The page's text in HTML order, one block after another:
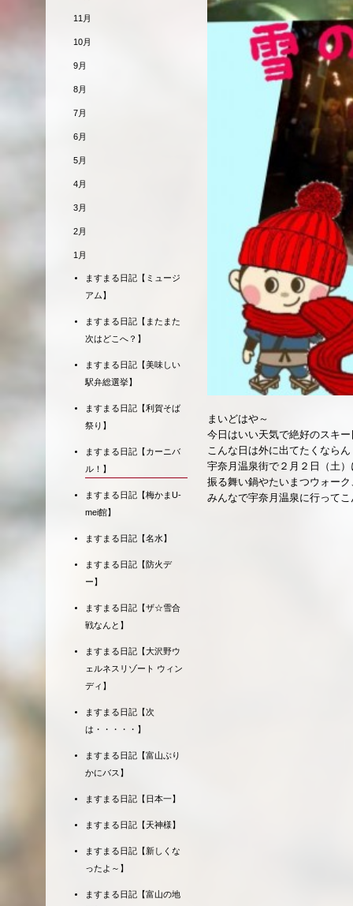
まいどはや～
今日はいい天気で絶好のスキ
こんな日は外に出てたくならん
宇奈月温泉街で２月２日（土
振る舞い鍋やたいまつウォー
みんなで宇奈月温泉に行って
11月
10月
9月
8月
7月
6月
5月
4月
3月
2月
1月
ますまる日記【ミュージ
アム】
ますまる日記【またまた
次はどこへ？】
ますまる日記【美味しい
駅弁総選挙】
ますまる日記【利賀そば
祭り】
ますまる日記【カーニバ
ル！】
ますまる日記【梅かまU-
mei館】
ますまる日記【名水】
ますまる日記【防火デ
ー】
ますまる日記【ザ☆雪合
戦なんと】
ますまる日記【大沢野ウ
ェルネスリゾート ウィン
ディ】
ますまる日記【次
は・・・・・】
ますまる日記【富山ぶり
かにバス】
ますまる日記【日本一】
ますまる日記【天神様】
ますまる日記【新しくな
ったよ～】
ますまる日記【富山の地